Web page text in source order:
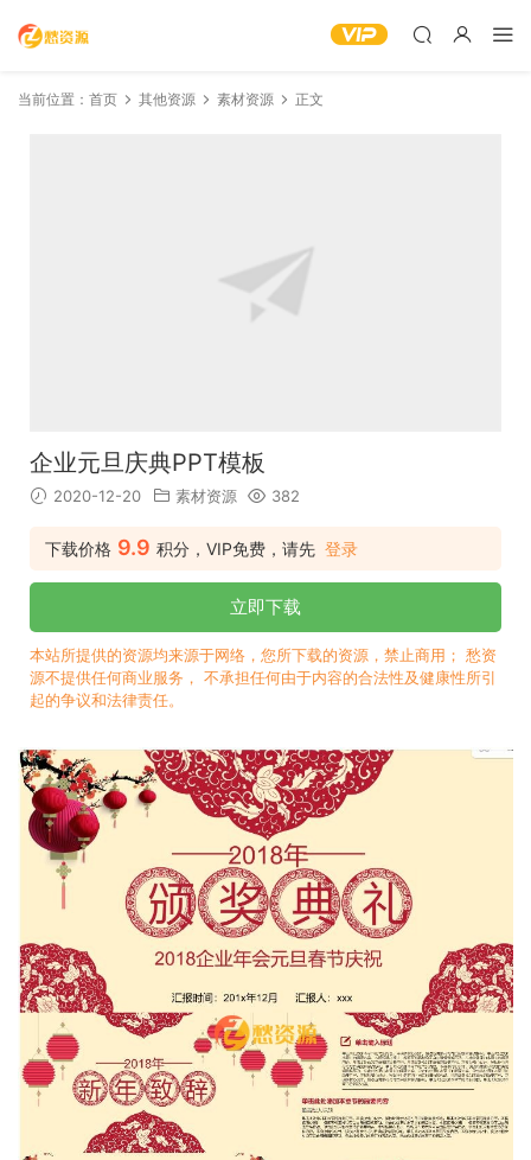
当前位置： 首页 其他资源 素材资源 正文
企业元旦庆典PPT模板
2020-12-20 素材资源 382
下载价格 9.9 积分，VIP免费，请先 登录
立即下载
本站所提供的资源均来源于网络，您所下载的资源，禁止商用； 愁资
源不提供任何商业服务， 不承担任何由于内容的合法性及健康性所引
起的争议和法律责任。